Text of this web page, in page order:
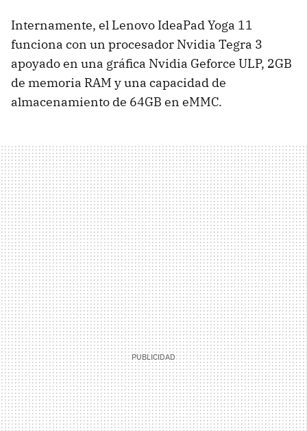
Internamente, el Lenovo IdeaPad Yoga 11
funciona con un procesador Nvidia Tegra 3
apoyado en una gráfica Nvidia Geforce ULP, 2GB
de memoria RAM y una capacidad de
almacenamiento de 64GB en eMMC.